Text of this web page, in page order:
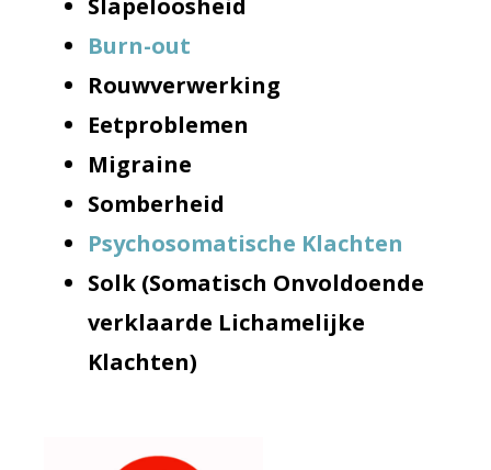
Burn-out
Rouwverwerking
Eetproblemen
Migraine
Somberheid
Psychosomatische Klachten
Solk (Somatisch Onvoldoende
verklaarde Lichamelijke
Klachten)